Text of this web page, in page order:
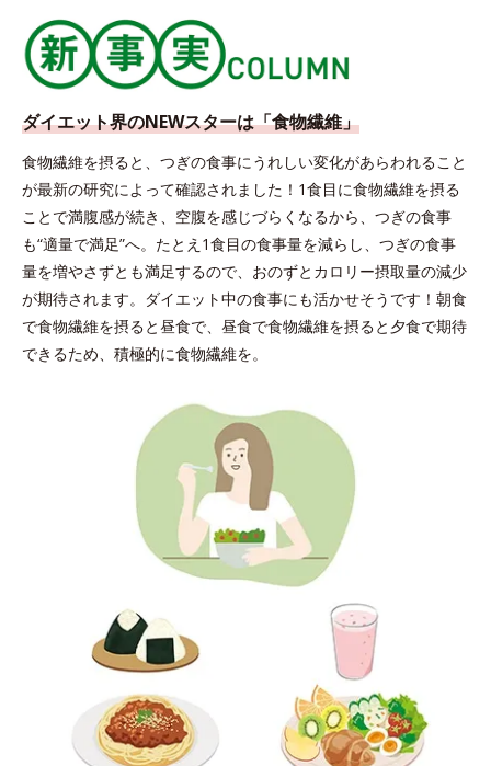
column
ダイエット界のNEWスターは「食物繊維」
食物繊維を摂ると、つぎの食事にうれしい変化があらわれること
が最新の研究によって確認されました！1食目に食物繊維を摂る
ことで満腹感が続き、空腹を感じづらくなるから、つぎの食事
も“適量で満足”へ。たとえ1食目の食事量を減らし、つぎの食事
量を増やさずとも満足するので、おのずとカロリー摂取量の減少
が期待されます。ダイエット中の食事にも活かせそうです！朝食
で食物繊維を摂ると昼食で、昼食で食物繊維を摂ると夕食で期待
できるため、積極的に食物繊維を。